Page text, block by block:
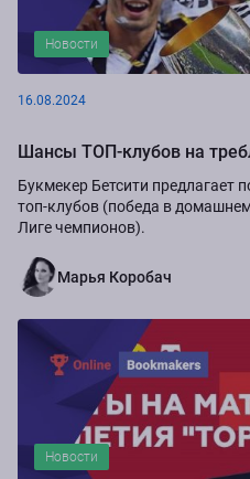
Новости
16.08.2024
Шансы ТОП-клубов на
Букмекер Бетсити предлагает
топ-клубов (победа в
Лиге чемпионов).
Марья Коробач
Новости